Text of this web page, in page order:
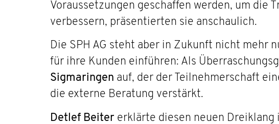
Voraussetzungen geschaffen werden, um die
verbessern, präsentierten sie anschaulich.
Die SPH AG steht aber in Zukunft nicht mehr
für ihre Kunden einführen: Als
Sigmaringen auf, der der Teilnehmerschaft
die externe Beratung verstärkt.
Detlef Beiter erklärte diesen neuen Dreiklang